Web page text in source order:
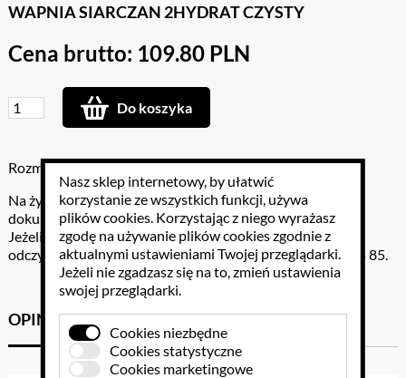
WAPNIA SIARCZAN 2HYDRAT CZYSTY
Cena brutto: 109.80 PLN
Do koszyka
Rozmiar: 500g
Na życzenie klienta do odczynników dołączamy pełną
dokumentację ZGODNOŚCI.
Jeżeli nie odnależli państwo interesującego państwa
odczynnika, proszę o konsultacje pod numerem 602 46 85 85.
OPINIE KLIENTÓW GPSR
Nasz sklep internetowy, by ułatwić
korzystanie ze wszystkich funkcji, używa
plików cookies. Korzystając z niego wyrażasz
zgodę na używanie plików cookies zgodnie z
aktualnymi ustawieniami Twojej przeglądarki.
Jeżeli nie zgadzasz się na to, zmień ustawienia
swojej przeglądarki.
Cookies niezbędne
Cookies statystyczne
Cookies marketingowe